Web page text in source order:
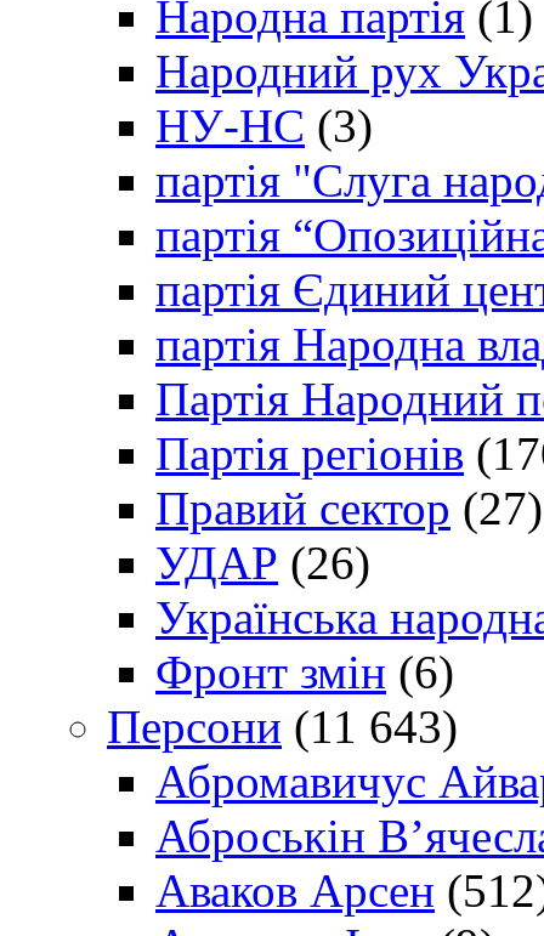
Народна партія (1)
Народний рух
НУ-НС (3)
партія "Слуга
партія
партія Єдиний
партія Народна
Партія Народний
Партія регіонів
Правий сектор (27)
УДАР (26)
Українська
Фронт змін (6)
Персони (11 643)
Абромавичус
Аброськін
Аваков Арсен